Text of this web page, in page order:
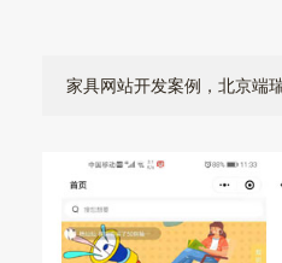
家具网站开发案例，北京端